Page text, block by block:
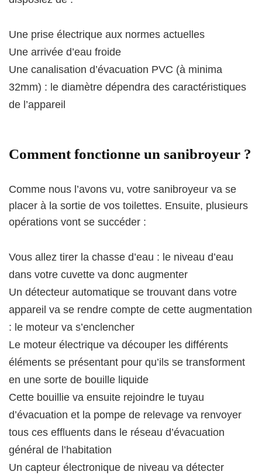
Une prise électrique aux normes actuelles
Une arrivée d’eau froide
Une canalisation d’évacuation PVC (à minima
32mm) : le diamètre dépendra des caractéristiques
de l’appareil
Comment fonctionne un sanibroyeur ?
Comme nous l’avons vu, votre sanibroyeur va se
placer à la sortie de vos toilettes. Ensuite, plusieurs
opérations vont se succéder :
Vous allez tirer la chasse d’eau : le niveau d’eau
dans votre cuvette va donc augmenter
Un détecteur automatique se trouvant dans votre
appareil va se rendre compte de cette augmentation
: le moteur va s’enclencher
Le moteur électrique va découper les différents
éléments se présentant pour qu’ils se transforment
en une sorte de bouille liquide
Cette bouillie va ensuite rejoindre le tuyau
d’évacuation et la pompe de relevage va renvoyer
tous ces effluents dans le réseau d’évacuation
général de l’habitation
Un capteur électronique de niveau va détecter